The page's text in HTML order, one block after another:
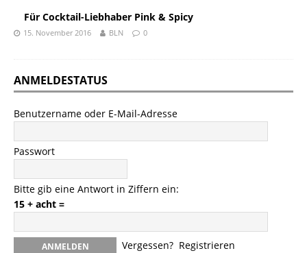
Für Cocktail-Lieb­haber Pink & Spicy
15. November 2016 BLN 0
ANMELDESTATUS
Benutzername oder E-Mail-Adresse
Passwort
Bitte gib eine Antwort in Ziffern ein:
15 + acht =
Vergessen? Registrieren